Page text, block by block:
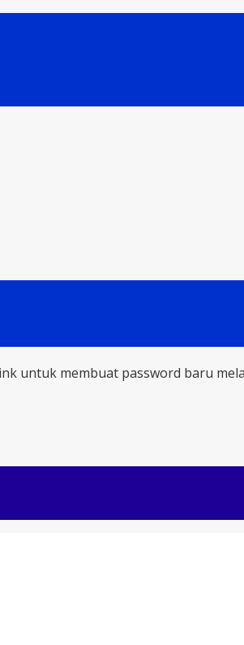
untuk membuat password baru